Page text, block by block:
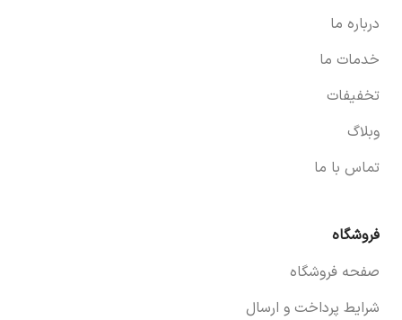
درباره ما
خدمات ما
تخفیفات
وبلاگ
تماس با ما
فروشگاه
صفحه فروشگاه
شرایط پرداخت و ارسال